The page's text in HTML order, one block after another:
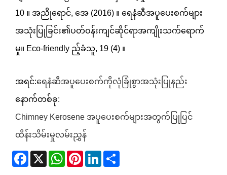
10 ။ အညိုရောင်, အေ (2016) ။ ရေနံဆီအပူပေးစက်များ
အသုံးပြုခြင်း၏ပတ်ဝန်းကျင်ဆိုင်ရာအကျိုးသက်ရောက်
မှု။ Eco-friendly ည့်ခံသူ, 19 (4) ။
အရင်:ရေနံဆီအပူပေးစက်ကိုလုံခြုံစွာအသုံးပြုနည်း
နောက်တစ်ခု:
Chimney Kerosene အပူပေးစက်များအတွက်ပြုပြင်
ထိန်းသိမ်းမှုလမ်းညွှန်
Facebook
X WhatsApp
PinterestLinkedIn